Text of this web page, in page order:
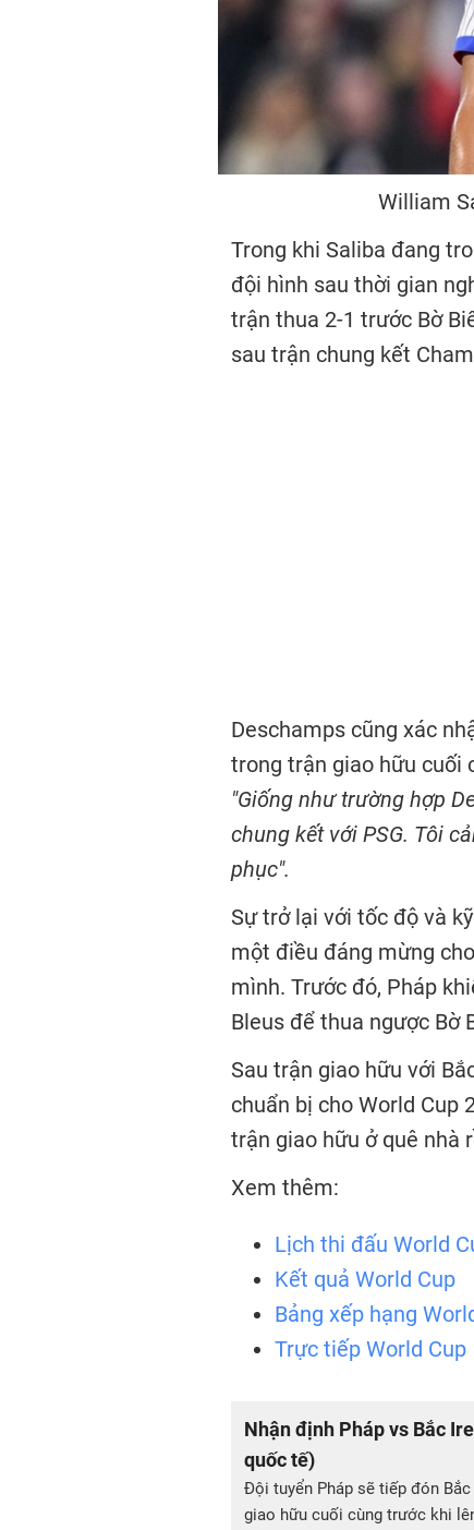
William
Trong khi Saliba đang
đội hình sau thời gian
trận thua 2-1 trước Bờ
sau trận chung kết
Deschamps cũng xác
trong trận giao hữu cuối
"Giống như trường hợp
chung kết với PSG. Tôi
phục".
Sự trở lại với tốc độ và
một điều đáng mừng
mình. Trước đó, Pháp
Bleus để thua ngược Bờ
Sau trận giao hữu với
chuẩn bị cho World Cup
trận giao hữu ở quê nhà
Xem thêm:
Lịch thi đấu World
Kết quả World Cup
Bảng xếp hạng
Trực tiếp World Cup
Nhận định Pháp vs Bắc
quốc tế)
Đội tuyển Pháp sẽ tiếp đón
giao hữu cuối cùng trước khi